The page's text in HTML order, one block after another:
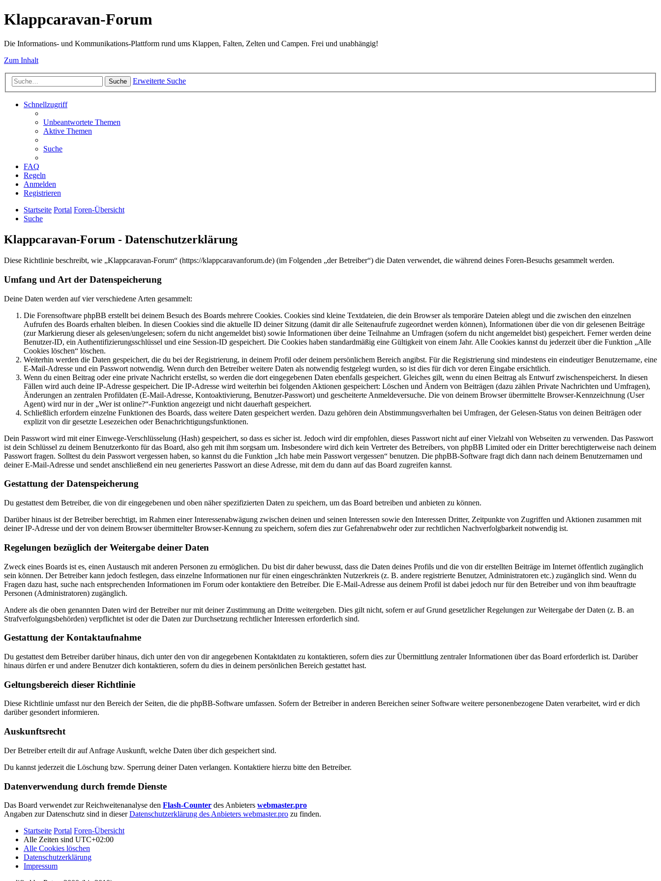
Klappcaravan-Forum
Die Informations- und Kommunikations-Plattform rund ums Klappen, Falten, Zelten und Campen. Frei und unabhängig!
Zum Inhalt
Suche Erweiterte Suche
Schnellzugriff
Unbeantwortete Themen
Aktive Themen
Suche
FAQ
Regeln
Anmelden
Registrieren
Startseite Portal Foren-Übersicht
Suche
Klappcaravan-Forum - Datenschutzerklärung
Diese Richtlinie beschreibt, wie „Klappcaravan-Forum“ (https://klappcaravanforum.de) (im Folgenden „der Betreiber“) die Daten verwendet, die während deines Foren-Besuchs gesammelt werden.
Umfang und Art der Datenspeicherung
Deine Daten werden auf vier verschiedene Arten gesammelt:
Die Forensoftware phpBB erstellt bei deinem Besuch des Boards mehrere Cookies. Cookies sind kleine Textdateien, die dein Browser als temporäre Dateien ablegt und die zwischen den einzelnen
Aufrufen des Boards erhalten bleiben. In diesen Cookies sind die aktuelle ID deiner Sitzung (damit dir alle Seitenaufrufe zugeordnet werden können), Informationen über die von dir gelesenen Beiträge
(zur Markierung dieser als gelesen/ungelesen; sofern du nicht angemeldet bist) sowie Informationen über deine Teilnahme an Umfragen (sofern du nicht angemeldet bist) gespeichert. Ferner werden deine
Benutzer-ID, ein Authentifizierungsschlüssel und eine Session-ID gespeichert. Die Cookies haben standardmäßig eine Gültigkeit von einem Jahr. Alle Cookies kannst du jederzeit über die Funktion „Alle
Cookies löschen“ löschen.
Weiterhin werden die Daten gespeichert, die du bei der Registrierung, in deinem Profil oder deinem persönlichem Bereich angibst. Für die Registrierung sind mindestens ein eindeutiger Benutzername, eine
E-Mail-Adresse und ein Passwort notwendig. Wenn durch den Betreiber weitere Daten als notwendig festgelegt wurden, so ist dies für dich vor deren Eingabe ersichtlich.
Wenn du einen Beitrag oder eine private Nachricht erstellst, so werden die dort eingegebenen Daten ebenfalls gespeichert. Gleiches gilt, wenn du einen Beitrag als Entwurf zwischenspeicherst. In diesen
Fällen wird auch deine IP-Adresse gespeichert. Die IP-Adresse wird weiterhin bei folgenden Aktionen gespeichert: Löschen und Ändern von Beiträgen (dazu zählen Private Nachrichten und Umfragen),
Änderungen an zentralen Profildaten (E-Mail-Adresse, Kontoaktivierung, Benutzer-Passwort) und gescheiterte Anmeldeversuche. Die von deinem Browser übermittelte Browser-Kennzeichnung (User
Agent) wird nur in der „Wer ist online?“-Funktion angezeigt und nicht dauerhaft gespeichert.
Schließlich erfordern einzelne Funktionen des Boards, dass weitere Daten gespeichert werden. Dazu gehören dein Abstimmungsverhalten bei Umfragen, der Gelesen-Status von deinen Beiträgen oder
explizit von dir gesetzte Lesezeichen oder Benachrichtigungsfunktionen.
Dein Passwort wird mit einer Einwege-Verschlüsselung (Hash) gespeichert, so dass es sicher ist. Jedoch wird dir empfohlen, dieses Passwort nicht auf einer Vielzahl von Webseiten zu verwenden. Das Passwort
ist dein Schlüssel zu deinem Benutzerkonto für das Board, also geh mit ihm sorgsam um. Insbesondere wird dich kein Vertreter des Betreibers, von phpBB Limited oder ein Dritter berechtigterweise nach deinem
Passwort fragen. Solltest du dein Passwort vergessen haben, so kannst du die Funktion „Ich habe mein Passwort vergessen“ benutzen. Die phpBB-Software fragt dich dann nach deinem Benutzernamen und
deiner E-Mail-Adresse und sendet anschließend ein neu generiertes Passwort an diese Adresse, mit dem du dann auf das Board zugreifen kannst.
Gestattung der Datenspeicherung
Du gestattest dem Betreiber, die von dir eingegebenen und oben näher spezifizierten Daten zu speichern, um das Board betreiben und anbieten zu können.
Darüber hinaus ist der Betreiber berechtigt, im Rahmen einer Interessenabwägung zwischen deinen und seinen Interessen sowie den Interessen Dritter, Zeitpunkte von Zugriffen und Aktionen zusammen mit
deiner IP-Adresse und der von deinem Browser übermittelter Browser-Kennung zu speichern, sofern dies zur Gefahrenabwehr oder zur rechtlichen Nachverfolgbarkeit notwendig ist.
Regelungen bezüglich der Weitergabe deiner Daten
Zweck eines Boards ist es, einen Austausch mit anderen Personen zu ermöglichen. Du bist dir daher bewusst, dass die Daten deines Profils und die von dir erstellten Beiträge im Internet öffentlich zugänglich
sein können. Der Betreiber kann jedoch festlegen, dass einzelne Informationen nur für einen eingeschränkten Nutzerkreis (z. B. andere registrierte Benutzer, Administratoren etc.) zugänglich sind. Wenn du
Fragen dazu hast, suche nach entsprechenden Informationen im Forum oder kontaktiere den Betreiber. Die E-Mail-Adresse aus deinem Profil ist dabei jedoch nur für den Betreiber und von ihm beauftragte
Personen (Administratoren) zugänglich.
Andere als die oben genannten Daten wird der Betreiber nur mit deiner Zustimmung an Dritte weitergeben. Dies gilt nicht, sofern er auf Grund gesetzlicher Regelungen zur Weitergabe der Daten (z. B. an
Strafverfolgungsbehörden) verpflichtet ist oder die Daten zur Durchsetzung rechtlicher Interessen erforderlich sind.
Gestattung der Kontaktaufnahme
Du gestattest dem Betreiber darüber hinaus, dich unter den von dir angegebenen Kontaktdaten zu kontaktieren, sofern dies zur Übermittlung zentraler Informationen über das Board erforderlich ist. Darüber
hinaus dürfen er und andere Benutzer dich kontaktieren, sofern du dies in deinem persönlichen Bereich gestattet hast.
Geltungsbereich dieser Richtlinie
Diese Richtlinie umfasst nur den Bereich der Seiten, die die phpBB-Software umfassen. Sofern der Betreiber in anderen Bereichen seiner Software weitere personenbezogene Daten verarbeitet, wird er dich
darüber gesondert informieren.
Auskunftsrecht
Der Betreiber erteilt dir auf Anfrage Auskunft, welche Daten über dich gespeichert sind.
Du kannst jederzeit die Löschung bzw. Sperrung deiner Daten verlangen. Kontaktiere hierzu bitte den Betreiber.
Datenverwendung durch fremde Dienste
Das Board verwendet zur Reichweitenanalyse den Flash-Counter des Anbieters webmaster.pro
Angaben zur Datenschutz sind in dieserDatenschutzerklärung des Anbieters webmaster.pro zu finden.
Startseite Portal Foren-Übersicht
Alle Zeiten sind UTC+02:00
Alle Cookies löschen
Datenschutzerklärung
Impressum